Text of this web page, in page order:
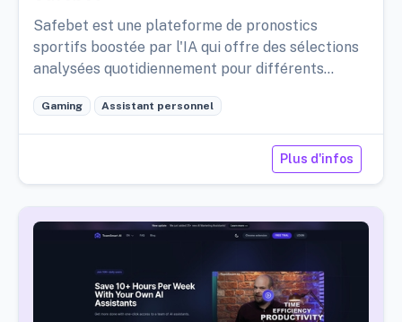
Safebet est une plateforme de pronostics
sportifs boostée par l'IA qui offre des sélections
analysées quotidiennement pour différents
Gaming Assistant personnel
Plus d'infos